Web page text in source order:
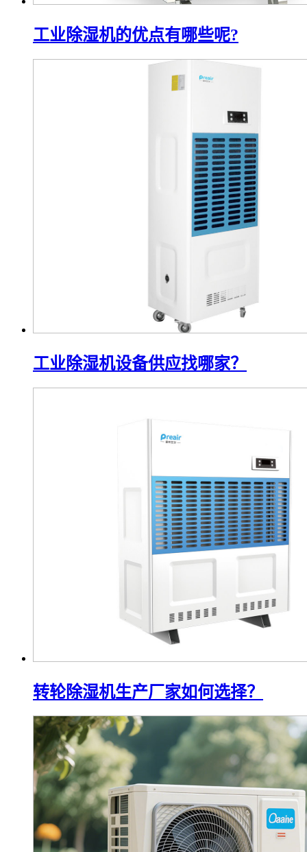
工业除湿机的优点有哪些呢?
工业除湿机设备供应找哪家？
转轮除湿机生产厂家如何选择？